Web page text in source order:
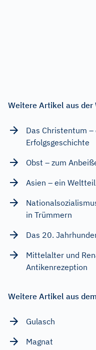
Weitere Artikel aus der
Das Christentum
Erfolgsgeschichte
Obst – zum
Asien – ein
in Trümmern
Das 20.
Mittelalter und
Antikenrezeption
Weitere Artikel aus
Gulasch
Magnat